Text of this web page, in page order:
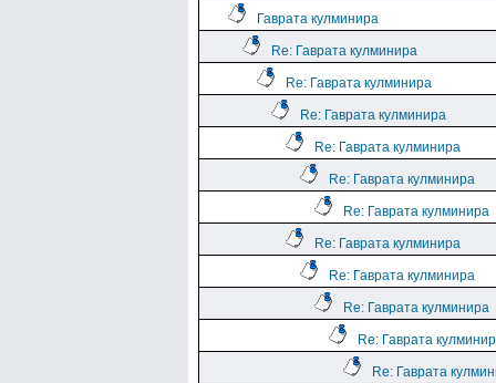
Гаврата кулминира
Re: Гаврата кулминира
Re: Гаврата кулминира
Re: Гаврата кулминира
Re: Гаврата кулминира
Re: Гаврата кулминира
Re: Гаврата кулминира
Re: Гаврата кулминира
Re: Гаврата кулминира
Re: Гаврата кулминира
Re: Гаврата
Re: Гаврата